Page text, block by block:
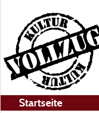
Startseite